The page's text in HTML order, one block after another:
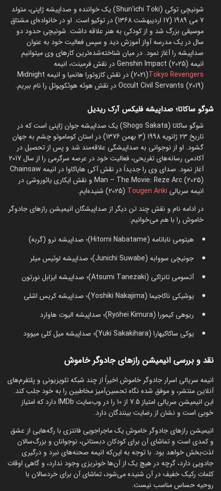
شونیچی توکی (Shun'ichi Toki) یک خواننده و صداپیشه ژاپنی، متولد
7 می 1989 (17 اردیبهشت 1368) در توکیو است. او در خانواده‌ای مشتاق
موسیقی بزرگ شد و از کودکی به هنر علاقه داشت. شونیچی حدود دو
سال در یک مدرسه آواز آموزش دید و سپس فعالیت خود به عنوان
صداپیشه را آغاز نمود. در میان شناخته‌شده‌ترین کارهای وی میتوانیم
انیمه Genshin Impact (2025) در نقش فرمینت، انیمه
Tokyo Revengers
(2021) در نقش کازوتورا هانمیا و انیمه Midnight
Occult Civil Servants (2019) در نقش هوئه هوئکویوتل را نام ببریم.
شوگو ساکاتا؛ صداپیشه فلیکس آرک ریدیل
شوگو ساکاتا (Shogo Sakata) یک صداپیشه جوان ژاپنی است که در
تاریخ 23 ژانویه 1998 (3 بهمن 1376) در استان کوماموتو چشم به جهان
گشود. او از نوجوانی به صداپیشگی علاقه‌مند شد و پس از تحصیل در
آکادمی رسانه‌‌های تفریحی، فعالیت خود در عرصه سرگرمی را از سال 2017
آغاز نمود. صدای وی را جدیداً در نقش آکی هایاکاوا در انیمه Chainsaw
Man – The Movie: Reze Arc (2025) و نقش ایکاری یائوروشی در
انیمه سریالی Tougen Anki (2025) شنیده‌ایم.
در ادامه نام و نقش چند تن دیگر از صداپیشگان انیمیشن رازهای جادوگر
خاموش را با هم می‌خوانیم:
هیتومی ناباتامه (Hitomi Nabatame)؛ صداپیشه نرو (گربه)
جونیچی سووابه (Junichi Suwabe)؛ صداپیشه لوئیس میلر
آتسومی تانزاکی (Atsumi Tanezaki)؛ صداپیشه ایزابل نورتون
یوشیکی ناکاجیما (Yoshiki Nakajima)؛ صداپیشه کریس اشلی
ریوهی کیمورا (Ryōhei Kimura)؛ صداپیشه الیوت هاوارد
یوکی ساکاکیهارا (Yuki Sakakihara)؛ صداپیشه میل کلی میوود
نقد و بررسی انیمیشن رازهای جادوگر خاموش
انیمه سریالی اسرار جادوگر خاموش اخیراً از چند شبکه تلویزیونی و پلتفرم‌های
آنلاین منتشر، و موفق شده نگاه تحسین‌آمیز مخاطبین را به خود جلب کند.
این انیمیشن سریالی امتیاز 7.5 از 10 را در وب‌سایت IMDb دارد که امتیاز
خوبی است و نشان از رضایت بینندگان دارد.
انیمیشن رازهای جادوگر خاموش یک ماجراجویی فانتزی با رگه‌هایی از عشق
و کمدی است و تماشای آن برای کودکان دبستانی، نوجوانان و بزرگ‌سالان
لذت‌بخش خواهد بود. با توجه به این‌که انیمه صحنه‌های نبرد و درگیری
جادویی دارد، گرچه در هیچ یک از آن‌ها خونریزی وجود ندارد، و گاهی اوقات
کلمات رکیک خفیف در آن شنیده می‌شود، تماشای آن برای خردسالان با
روحیه حساس مناسب نیست.